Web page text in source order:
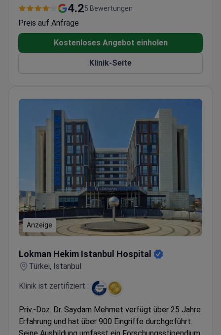
ebenfalls erhältlich. Die Klinik wurde von Dr. Yunus
Keser Yılmaz, einem Gefäßexperten mit mehr als 15
Jahren Erfahrung, gegründet.
4.25 Bewertungen
Preis auf Anfrage
Kostenloses Angebot einholen
Klinik-Seite
Anzeige
Lokman Hekim Istanbul Hospital
Türkei, Istanbul
Klinik ist zertifiziert :
Priv.-Doz. Dr. Saydam Mehmet verfügt über 25 Jahre
Erfahrung und hat über 900 Eingriffe durchgeführt.